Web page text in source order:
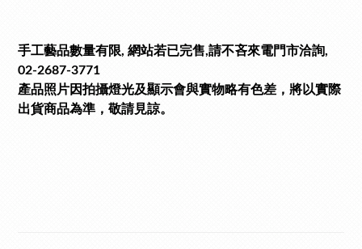
手工藝品數量有限, 網站若已完售,請不吝來電門市洽詢,
02-2687-3771
產品照片因拍攝燈光及顯示會與實物略有色差，將以實際
出貨商品為準，敬請見諒。